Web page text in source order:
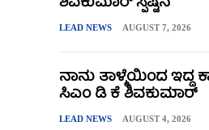
LEAD NEWS AUGUST 7, 2026
ನಾನು ತಾಳ್ಮೆಯಿಂದ ಇದ್ದ
ಸಿಎಂ ಡಿ ಕೆ ಶಿವಕುಮಾರ್
LEAD NEWS AUGUST 4, 2026